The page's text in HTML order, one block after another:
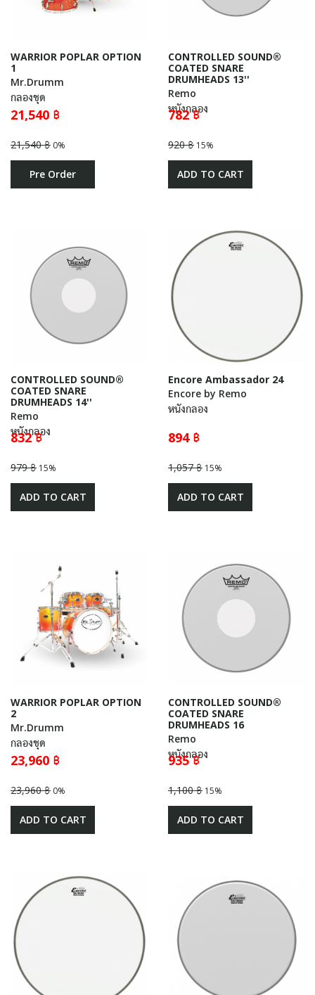
WARRIOR POPLAR OPTION
1
Mr.Drumm
กลองชุด
21,540 ฿
21,540 ฿ 0%
Pre Order
CONTROLLED SOUND®
COATED SNARE
DRUMHEADS 13''
Remo
หนังกลอง
782 ฿
920 ฿ 15%
ADD TO CART
CONTROLLED SOUND®
COATED SNARE
DRUMHEADS 14''
Remo
หนังกลอง
832 ฿
979 ฿ 15%
ADD TO CART
Encore Ambassador 24
Encore by Remo
หนังกลอง
894 ฿
1,057 ฿ 15%
ADD TO CART
WARRIOR POPLAR OPTION
2
Mr.Drumm
กลองชุด
23,960 ฿
23,960 ฿ 0%
ADD TO CART
CONTROLLED SOUND®
COATED SNARE
DRUMHEADS 16
Remo
หนังกลอง
935 ฿
1,100 ฿ 15%
ADD TO CART